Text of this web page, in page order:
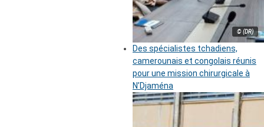
© (DR)
Des spécialistes tchadiens,
camerounais et congolais réunis
pour une mission chirurgicale à
N’Djaména